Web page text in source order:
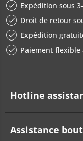
Expédition sous
Droit de retour
Expédition
Paiement flexible
Hotline
Assistance